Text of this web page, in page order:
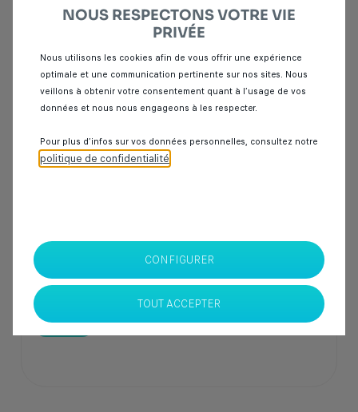
Garantie Spoticar 12 mois
Kia picanto
21 000 km Essence 2023 Automatique
SPOTICAR Italcar BOUSKOURA
Nouveau
NOUS RESPECTONS VOTRE VIE
PRIVÉE
Nous utilisons les cookies afin de vous offrir une expérience
optimale et une communication pertinente sur nos sites. Nous
veillons à obtenir votre consentement quant à l’usage de vos
données et nous nous engageons à les respecter.
Pour plus d’infos sur vos données personnelles, consultez notre
politique de confidentialité
CONFIGURER
TOUT ACCEPTER